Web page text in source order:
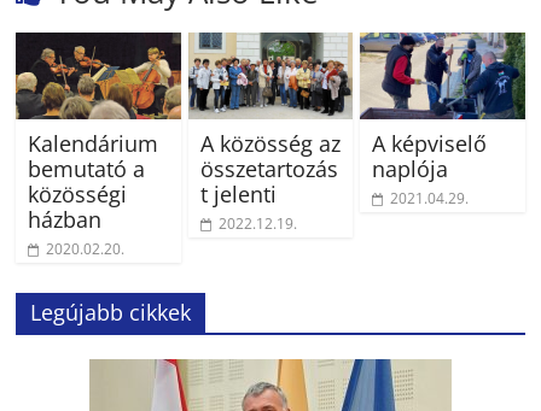
Kalendárium
bemutató a
közösségi
házban
2020.02.20.
A közösség az
összetartozás
t jelenti
2022.12.19.
A képviselő
naplója
2021.04.29.
Legújabb cikkek